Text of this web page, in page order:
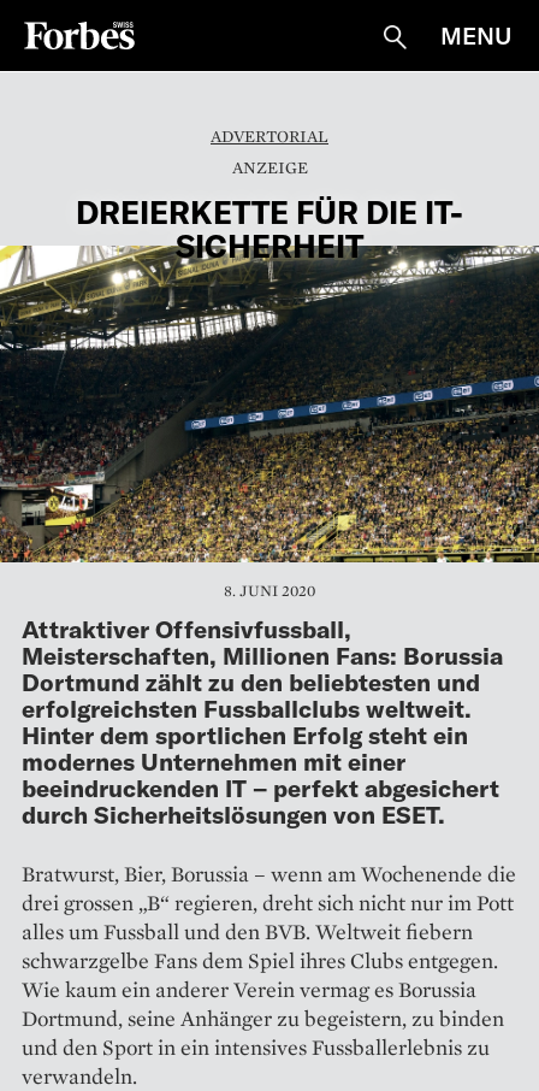
Suche
MENU
ADVERTORIAL
DREIERKETTE FÜR DIE IT-
SICHERHEIT
8. JUNI 2020
Attraktiver Offensivfussball,
Meisterschaften, Millionen Fans: Borussia
Dortmund zählt zu den beliebtesten und
erfolgreichsten Fussballclubs weltweit.
Hinter dem sportlichen Erfolg steht ein
modernes Unternehmen mit einer
beeindruckenden IT – perfekt abgesichert
durch Sicherheitslösungen von ESET.
Bratwurst, Bier, Borussia – wenn am Wochenende die
drei grossen „B“ regieren, dreht sich nicht nur im Pott
alles um Fussball und den BVB. Weltweit fiebern
schwarzgelbe Fans dem Spiel ihres Clubs entgegen.
Wie kaum ein anderer Verein vermag es Borussia
Dortmund, seine Anhänger zu begeistern, zu binden
und den Sport in ein intensives Fussballerlebnis zu
verwandeln.